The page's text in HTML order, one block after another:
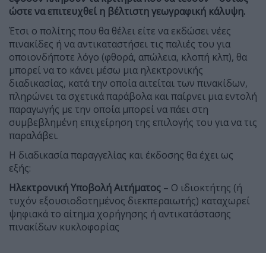
ώστε να επιτευχθεί η βέλτιστη γεωγραφική κάλυψη.
Έτσι ο πολίτης που θα θέλει είτε να εκδώσει νέες
πινακίδες ή να αντικαταστήσει τις παλιές του για
οποιονδήποτε λόγο (φθορά, απώλεια, κλοπή κλπ), θα
μπορεί να το κάνει μέσω μια ηλεκτρονικής
διαδικασίας, κατά την οποία αιτείται των πινακίδων,
πληρώνει τα σχετικά παράβολα και παίρνει μια εντολή
παραγωγής με την οποία μπορεί να πάει στη
συμβεβλημένη επιχείρηση της επιλογής του για να τις
παραλάβει.
Η διαδικασία παραγγελίας και έκδοσης θα έχει ως
εξής:
Ηλεκτρονική Υποβολή Αιτήματος – Ο ιδιοκτήτης (ή
τυχόν εξουσιοδοτημένος διεκπεραιωτής) καταχωρεί
ψηφιακά το αίτημα χορήγησης ή αντικατάστασης
πινακίδων κυκλοφορίας